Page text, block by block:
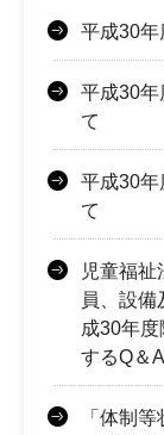
平成30年
平成30年
て
平成30年
て
児童福祉
員、設
成30年
するQ＆
「体制